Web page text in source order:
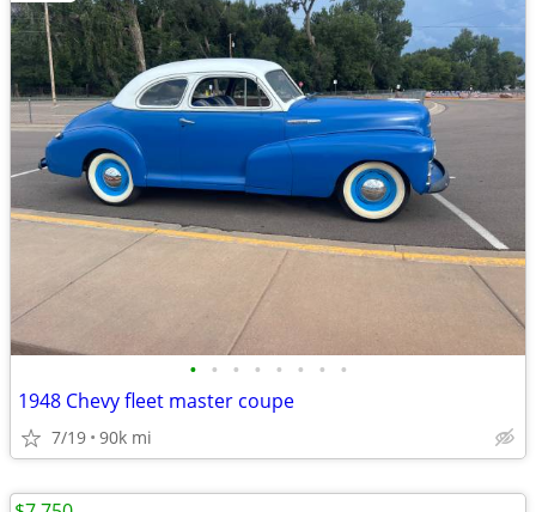
• • • • • • • •
1948 Chevy fleet master coupe
7/19 90k mi